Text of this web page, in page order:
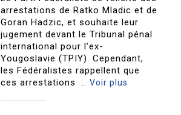
arrestations de Ratko Mladic et de
Goran Hadzic, et souhaite leur
jugement devant le Tribunal pénal
international pour l’ex-
Yougoslavie (TPIY). Cependant,
les Fédéralistes rappellent que
ces arrestations ..Voir plus